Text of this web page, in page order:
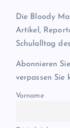
Die Bloody
Artikel,
Schulalltag
Abonnieren
verpassen Sie
Vorname